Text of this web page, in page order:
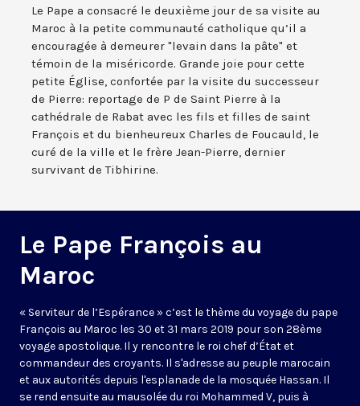
Le Pape a consacré le deuxième jour de sa visite au
Maroc à la petite communauté catholique qu’il a
encouragée à demeurer "levain dans la pâte" et
témoin de la miséricorde. Grande joie pour cette
petite Église, confortée par la visite du successeur
de Pierre: reportage de P de Saint Pierre à la
cathédrale de Rabat avec les fils et filles de saint
François et du bienheureux Charles de Foucauld, le
curé de la ville et le frère Jean-Pierre, dernier
survivant de Tibhirine.
Le Pape François au
Maroc
« Serviteur de l’Espérance » c’est le thème du voyage du pape
François au Maroc les 30 et 31 mars 2019 pour son 28ème
voyage apostolique. Il y rencontre le roi chef d’État et
commandeur des croyants. Il s'adresse au peuple marocain
et aux autorités depuis l'esplanade de la mosquée Hassan. Il
se rend ensuite au mausolée du roi Mohammed V, puis à